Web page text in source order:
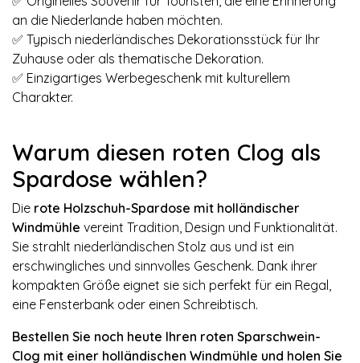
an die Niederlande haben möchten.
✅ Typisch niederländisches Dekorationsstück für Ihr
Zuhause oder als thematische Dekoration.
✅ Einzigartiges Werbegeschenk mit kulturellem
Charakter.
Warum diesen roten Clog als
Spardose wählen?
Die rote Holzschuh-Spardose mit holländischer
Windmühle vereint Tradition, Design und Funktionalität.
Sie strahlt niederländischen Stolz aus und ist ein
erschwingliches und sinnvolles Geschenk. Dank ihrer
kompakten Größe eignet sie sich perfekt für ein Regal,
eine Fensterbank oder einen Schreibtisch.
Bestellen Sie noch heute Ihren roten Sparschwein-
Clog mit einer holländischen Windmühle und holen Sie